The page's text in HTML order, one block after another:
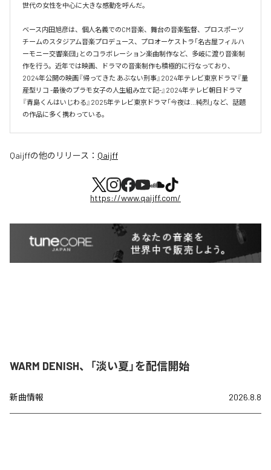
世代の女性を中心に大きな感動を呼んだ。
ベース内田旭彦は、個人名義でのCM音楽、舞台の音楽監督、プロスポーツ
チームのスタジアム音楽プロデュース、プロオーケストラ「名古屋フィルハ
ーモニー交響楽団」とのコラボレーション楽曲制作など、多岐に渡り音楽制
作を行う。近年では映画、ドラマの音楽制作も積極的に行なっており、
2024年公開の映画『帰ってきた あぶない刑事』2024年テレビ東京ドラマ『量
産型リコ -最後のプラモ女子の人生組み立て記-』2024年テレビ朝日ドラマ
『青島くんはいじわる』2025年テレビ東京ドラマ「今夜は…純烈」など、話題
の作品に多く携わっている。
Qaijffの他のリリース： Qaijff
https://www.qaijff.com/
WARM DENISH、「淡い夏」を配信開始
新曲情報 2026.8.8